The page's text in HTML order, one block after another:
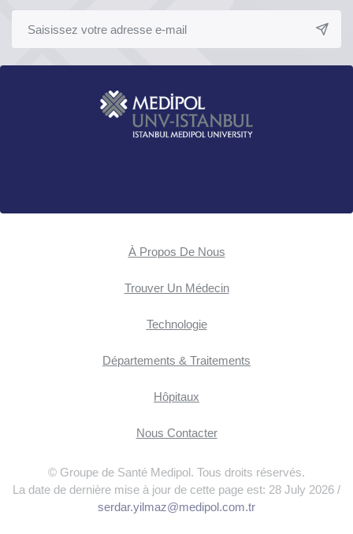
À Propos De Nous
Trouver Un Médecin
Technologie
Départements & Traitements
Hôpitaux
Nous Contacter
© Groupe de Santé Medipol. Tous droits réservés.
La date de dernière mise à jour de cette page est: 28 July 2026 /
serdar.yilmaz@medipol.com.tr